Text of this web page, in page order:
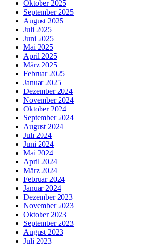
Oktober 2025
September 2025
August 2025
Juli 2025
Juni 2025
Mai 2025
April 2025
März 2025
Februar 2025
Januar 2025
Dezember 2024
November 2024
Oktober 2024
September 2024
August 2024
Juli 2024
Juni 2024
Mai 2024
April 2024
März 2024
Februar 2024
Januar 2024
Dezember 2023
November 2023
Oktober 2023
September 2023
August 2023
Juli 2023